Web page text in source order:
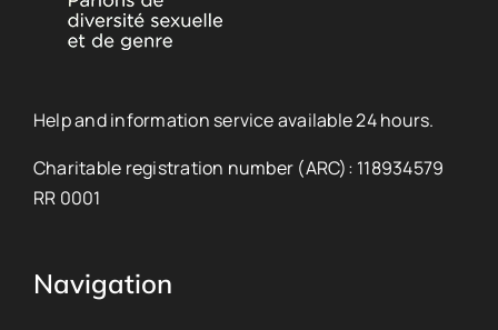
Help and information service available 24 hours.
Charitable registration number (ARC): 118934579
RR 0001
Navigation